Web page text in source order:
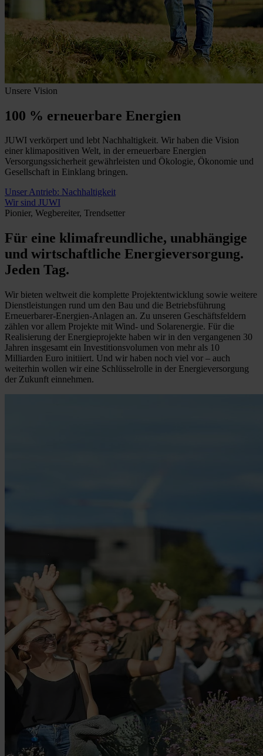
Unsere Vision
100 % erneuerbare Energien
JUWI verkörpert und lebt Nachhaltigkeit. Wir haben die Vision
einer klimapositiven Welt, in der erneuerbare Energien
Versorgungssicherheit gewährleisten und Ökologie, Ökonomie und
Gesellschaft in Einklang bringen.
Unser Antrieb: Nachhaltigkeit
Wir sind JUWI
Pionier, Wegbereiter, Trendsetter
Für eine klimafreundliche, unabhängige
und wirtschaftliche Energieversorgung.
Jeden Tag.
Wir bieten weltweit die komplette Projektentwicklung sowie weitere
Dienstleistungen rund um den Bau und die Betriebsführung
Erneuerbarer-Energien-Anlagen an. Zu unseren Geschäftsfeldern
zählen vor allem Projekte mit Wind- und Solarenergie. Für die
Realisierung der Energieprojekte haben wir in den vergangenen 30
Jahren insgesamt ein Investitionsvolumen von mehr als 10
Milliarden Euro initiiert. Und wir haben noch viel vor – auch
weiterhin wollen wir eine Schlüsselrolle in der Energieversorgung
der Zukunft einnehmen.